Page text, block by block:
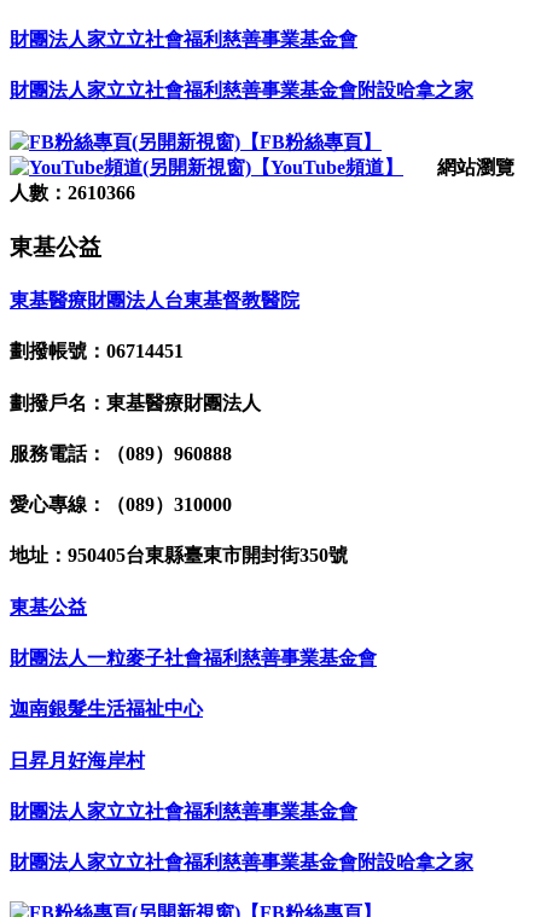
財團法人家立立社會福利慈善事業基金會
財團法人家立立社會福利慈善事業基金會附設哈拿之家
【FB粉絲專頁】
【YouTube頻道】
網站瀏覽
人數：2610366
東基公益
東基醫療財團法人台東基督教醫院
劃撥帳號：06714451
劃撥戶名：東基醫療財團法人
服務電話：（089）960888
愛心專線：（089）310000
地址：950405台東縣臺東市開封街350號
東基公益
財團法人一粒麥子社會福利慈善事業基金會
迦南銀髮生活福祉中心
日昇月好海岸村
財團法人家立立社會福利慈善事業基金會
財團法人家立立社會福利慈善事業基金會附設哈拿之家